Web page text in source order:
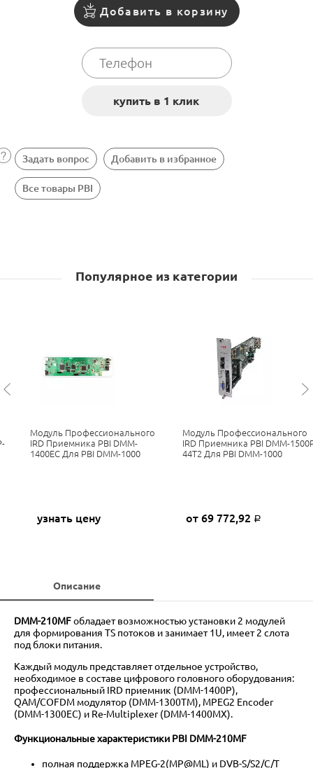
Добавить в корзину
Задать вопрос Добавить в избранное
Все товары PBI
Популярное из категории
Модуль Профессионального
IRD Приемника PBI DMM-
1400EC Для PBI DMM-1000
узнать цену
Модуль Профессионального
IRD Приемника PBI DMM-
44T2 Для PBI DMM-1000
от 69 772,92 Р
Описание
DMM-210MFобладает возможностью установки 2 модулей
для формирования TS потоков и занимает 1U, имеет 2 слота
под блоки питания.
Каждый модуль представляет отдельное устройство,
необходимое в составе цифрового головного оборудования:
профессиональный IRD приемник (DMM-1400P),
QAM/COFDM модулятор (DMM-1300TM), MPEG2 Encoder
(DMM-1300EC) и Re-Multiplexer (DMM-1400MX).
Функциональные характеристики PBI DMM-210MF
полная поддержка MPEG-2(MP@ML) и DVB-S/S2/C/T